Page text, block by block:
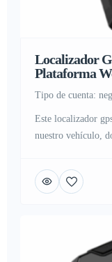
Localizador
Plataforma
tipo de cuenta:
Este localizador
nuestro vehículo,
dispone de una
7 días (100